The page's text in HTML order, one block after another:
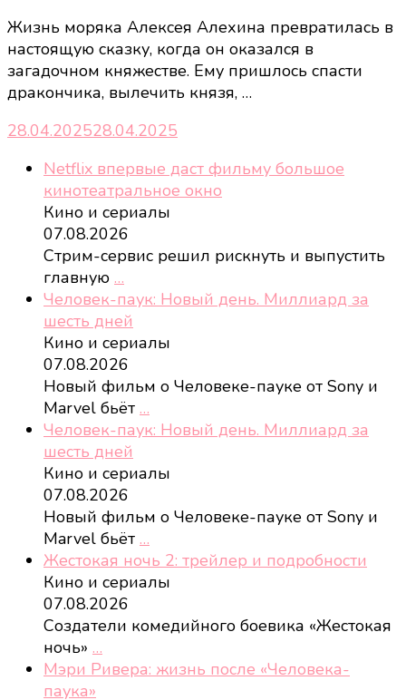
Жизнь моряка Алексея Алехина превратилась в
настоящую сказку, когда он оказался в
загадочном княжестве. Ему пришлось спасти
дракончика, вылечить князя, …
28.04.202528.04.2025
Netflix впервые даст фильму большое
кинотеатральное окно
Кино и сериалы
07.08.2026
Стрим-сервис решил рискнуть и выпустить
главную …
Человек-паук: Новый день. Миллиард за
шесть дней
Кино и сериалы
07.08.2026
Новый фильм о Человеке-пауке от Sony и
Marvel бьёт …
Человек-паук: Новый день. Миллиард за
шесть дней
Кино и сериалы
07.08.2026
Новый фильм о Человеке-пауке от Sony и
Marvel бьёт …
Жестокая ночь 2: трейлер и подробности
Кино и сериалы
07.08.2026
Создатели комедийного боевика «Жестокая
ночь» …
Мэри Ривера: жизнь после «Человека-
паука»